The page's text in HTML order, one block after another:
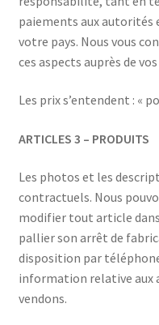
paiements aux autorités
votre pays. Nous vous
ces aspects auprès de
Les prix s’entendent : «
ARTICLES 3 – PRODUITS
Les photos et les
contractuels. Nous
modifier tout article
pallier son arrêt de
disposition par
information relative aux
vendons.